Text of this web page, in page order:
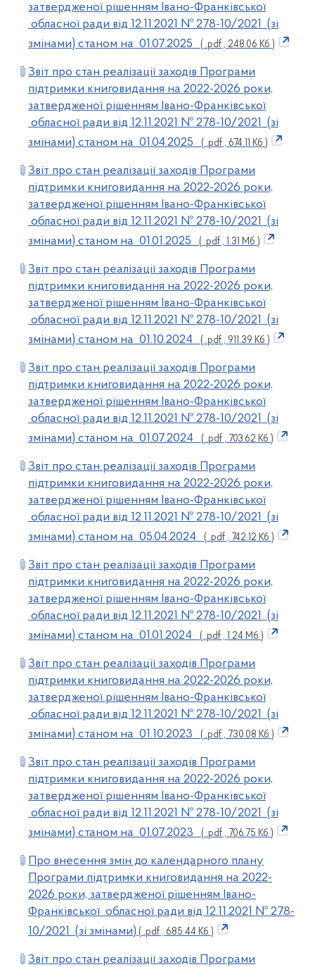
затвердженої рішенням Івано-Франківської
обласної ради від 12.11.2021 № 278-10/2021 (зі
змінами) станом на 01.07.2025
( .pdf , 248.06 Кб )
Звіт про стан реалізації заходів Програми
підтримки книговидання на 2022-2026 роки,
затвердженої рішенням Івано-Франківської
обласної ради від 12.11.2021 № 278-10/2021 (зі
змінами) станом на 01.04.2025
( .pdf , 674.11 Кб )
Звіт про стан реалізації заходів Програми
підтримки книговидання на 2022-2026 роки,
затвердженої рішенням Івано-Франківської
обласної ради від 12.11.2021 № 278-10/2021 (зі
змінами) станом на 01.01.2025
( .pdf , 1.31 Мб )
Звіт про стан реалізації заходів Програми
підтримки книговидання на 2022-2026 роки,
затвердженої рішенням Івано-Франківської
обласної ради від 12.11.2021 № 278-10/2021 (зі
змінами) станом на 01.10.2024
( .pdf , 911.39 Кб )
Звіт про стан реалізації заходів Програми
підтримки книговидання на 2022-2026 роки,
затвердженої рішенням Івано-Франківської
обласної ради від 12.11.2021 № 278-10/2021 (зі
змінами) станом на 01.07.2024
( .pdf , 703.62 Кб )
Звіт про стан реалізації заходів Програми
підтримки книговидання на 2022-2026 роки,
затвердженої рішенням Івано-Франківської
обласної ради від 12.11.2021 № 278-10/2021 (зі
змінами) станом на 05.04.2024
( .pdf , 742.12 Кб )
Звіт про стан реалізації заходів Програми
підтримки книговидання на 2022-2026 роки,
затвердженої рішенням Івано-Франківської
обласної ради від 12.11.2021 № 278-10/2021 (зі
змінами) станом на 01.01.2024
( .pdf , 1.24 Мб )
Звіт про стан реалізації заходів Програми
підтримки книговидання на 2022-2026 роки,
затвердженої рішенням Івано-Франківської
обласної ради від 12.11.2021 № 278-10/2021 (зі
змінами) станом на 01.10.2023
( .pdf , 730.08 Кб )
Звіт про стан реалізації заходів Програми
підтримки книговидання на 2022-2026 роки,
затвердженої рішенням Івано-Франківської
обласної ради від 12.11.2021 № 278-10/2021 (зі
змінами) станом на 01.07.2023
( .pdf , 706.75 Кб )
Про внесення змін до календарного плану
Програми підтримки книговидання на 2022-
2026 роки, затвердженої рішенням Івано-
Франківської обласної ради від 12.11.2021 № 278-
10/2021 (зі змінами) ( .pdf , 685.44 Кб )
Звіт про стан реалізації заходів Програми